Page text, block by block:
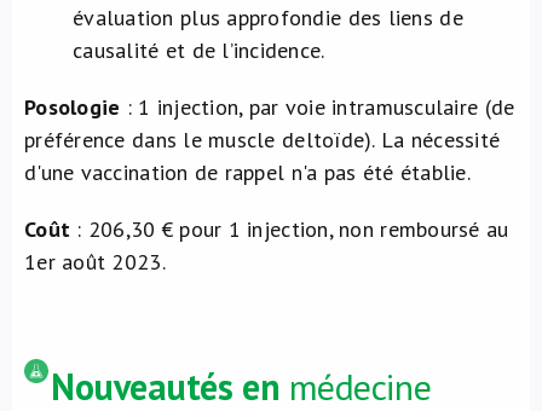
évaluation plus approfondie des liens de
causalité et de l’incidence.
Posologie : 1 injection, par voie intramusculaire (de
préférence dans le muscle deltoïde). La nécessité
d'une vaccination de rappel n'a pas été établie.
Coût : 206,30 € pour 1 injection, non remboursé au
1er août 2023.
Nouveautés en médecine